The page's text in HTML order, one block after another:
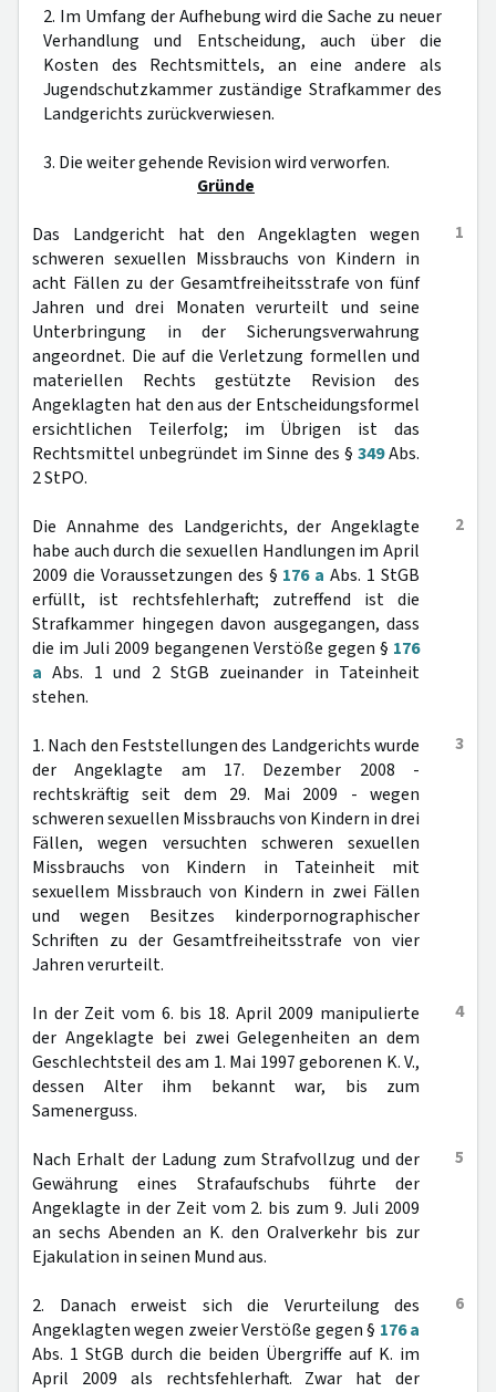
2. Im Umfang der Aufhebung wird die Sache zu neuer
Verhandlung und Entscheidung, auch über die
Kosten des Rechtsmittels, an eine andere als
Jugendschutzkammer zuständige Strafkammer des
Landgerichts zurückverwiesen.
3. Die weiter gehende Revision wird verworfen.
Gründe
1
Das Landgericht hat den Angeklagten wegen
schweren sexuellen Missbrauchs von Kindern in
acht Fällen zu der Gesamtfreiheitsstrafe von fünf
Jahren und drei Monaten verurteilt und seine
Unterbringung in der Sicherungsverwahrung
angeordnet. Die auf die Verletzung formellen und
materiellen Rechts gestützte Revision des
Angeklagten hat den aus der Entscheidungsformel
ersichtlichen Teilerfolg; im Übrigen ist das
Rechtsmittel unbegründet im Sinne des § 349Abs.
2 StPO.
2
Die Annahme des Landgerichts, der Angeklagte
habe auch durch die sexuellen Handlungen im April
2009 die Voraussetzungen des § 176 a Abs. 1 StGB
erfüllt, ist rechtsfehlerhaft; zutreffend ist die
Strafkammer hingegen davon ausgegangen, dass
die im Juli 2009 begangenen Verstöße gegen § 176
a Abs. 1 und 2 StGB zueinander in Tateinheit
stehen.
3
1. Nach den Feststellungen des Landgerichts wurde
der Angeklagte am 17. Dezember 2008 -
rechtskräftig seit dem 29. Mai 2009 - wegen
schweren sexuellen Missbrauchs von Kindern in drei
Fällen, wegen versuchten schweren sexuellen
Missbrauchs von Kindern in Tateinheit mit
sexuellem Missbrauch von Kindern in zwei Fällen
und wegen Besitzes kinderpornographischer
Schriften zu der Gesamtfreiheitsstrafe von vier
Jahren verurteilt.
4
In der Zeit vom 6. bis 18. April 2009 manipulierte
der Angeklagte bei zwei Gelegenheiten an dem
Geschlechtsteil des am 1. Mai 1997 geborenen K. V.,
dessen Alter ihm bekannt war, bis zum
Samenerguss.
5
Nach Erhalt der Ladung zum Strafvollzug und der
Gewährung eines Strafaufschubs führte der
Angeklagte in der Zeit vom 2. bis zum 9. Juli 2009
an sechs Abenden an K. den Oralverkehr bis zur
Ejakulation in seinen Mund aus.
6
2. Danach erweist sich die Verurteilung des
Angeklagten wegen zweier Verstöße gegen § 176 a
Abs. 1 StGB durch die beiden Übergriffe auf K. im
April 2009 als rechtsfehlerhaft. Zwar hat der